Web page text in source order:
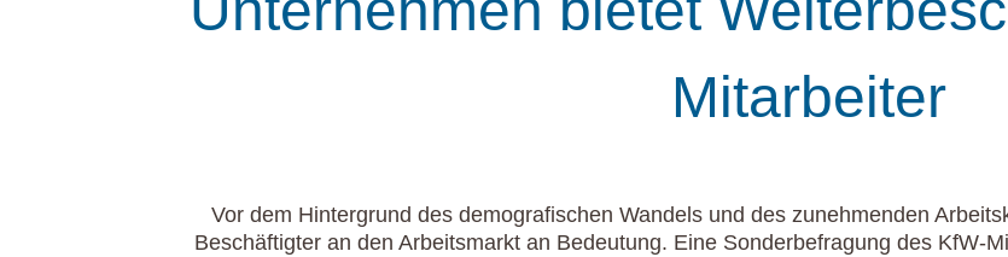
Mitarbeiter
Vor dem Hintergrund des demografischen Wandels und des zunehmenden
Beschäftigter an den Arbeitsmarkt an Bedeutung. Eine Sonderbefragung des KfW-